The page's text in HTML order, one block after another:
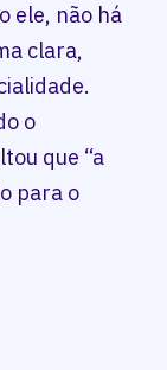
ele, não há
clara,
o
que “a
para o